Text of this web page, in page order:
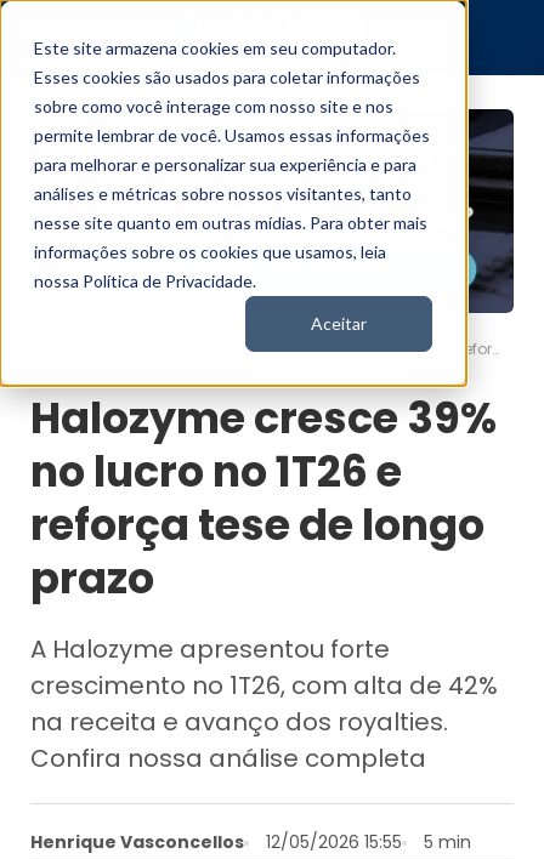
Este site armazena cookies em seu computador.
Esses cookies são usados para coletar informações
sobre como você interage com nosso site e nos
permite lembrar de você. Usamos essas informações
para melhorar e personalizar sua experiência e para
análises e métricas sobre nossos visitantes, tanto
nesse site quanto em outras mídias. Para obter mais
informações sobre os cookies que usamos, leia
nossa Política de Privacidade.
Aceitar
Halozyme cresce 39% no lucro no 1T26 e reforça tese de longo prazo
Halozyme cresce 39%
no lucro no 1T26 e
reforça tese de longo
prazo
A Halozyme apresentou forte
crescimento no 1T26, com alta de 42%
na receita e avanço dos royalties.
Confira nossa análise completa
Henrique Vasconcellos 12/05/2026 15:55
5 min